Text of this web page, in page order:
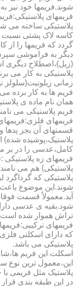
شوند.فریمها خود نیز
فریمهای
پلاستیکی ساخته می
کاسه لاک پشتی نسبت
گردد که فریمها را
دیگر به فراموشی
(زیل)،اصطلاح دیگری
پلاستیکی به کار می
زمانی زیلونیت(سلولز
فریم ها به کار برده
همان نام ماده ی
فریم پلاستیکی می
فریمهای
قسمتهای آن بجز پدها
پلاستیک،پوشیده
کامل،عدسی را در بر
فریمهای زه پلاستیکی
پلاستیکی) هم می
پلاستیکی که گرداگرد
شوند.این موضوع
آید.معمولاً قسمت
شود.بقیه ی عدسی
تراش هموار شده
فریمهای
که دارای اسکلتی
پلاستیکی می باشد.
اسکلت این فریم
این،معمول ترین نوع
پلاستیک مثل فریمی
در این طبقه بندی